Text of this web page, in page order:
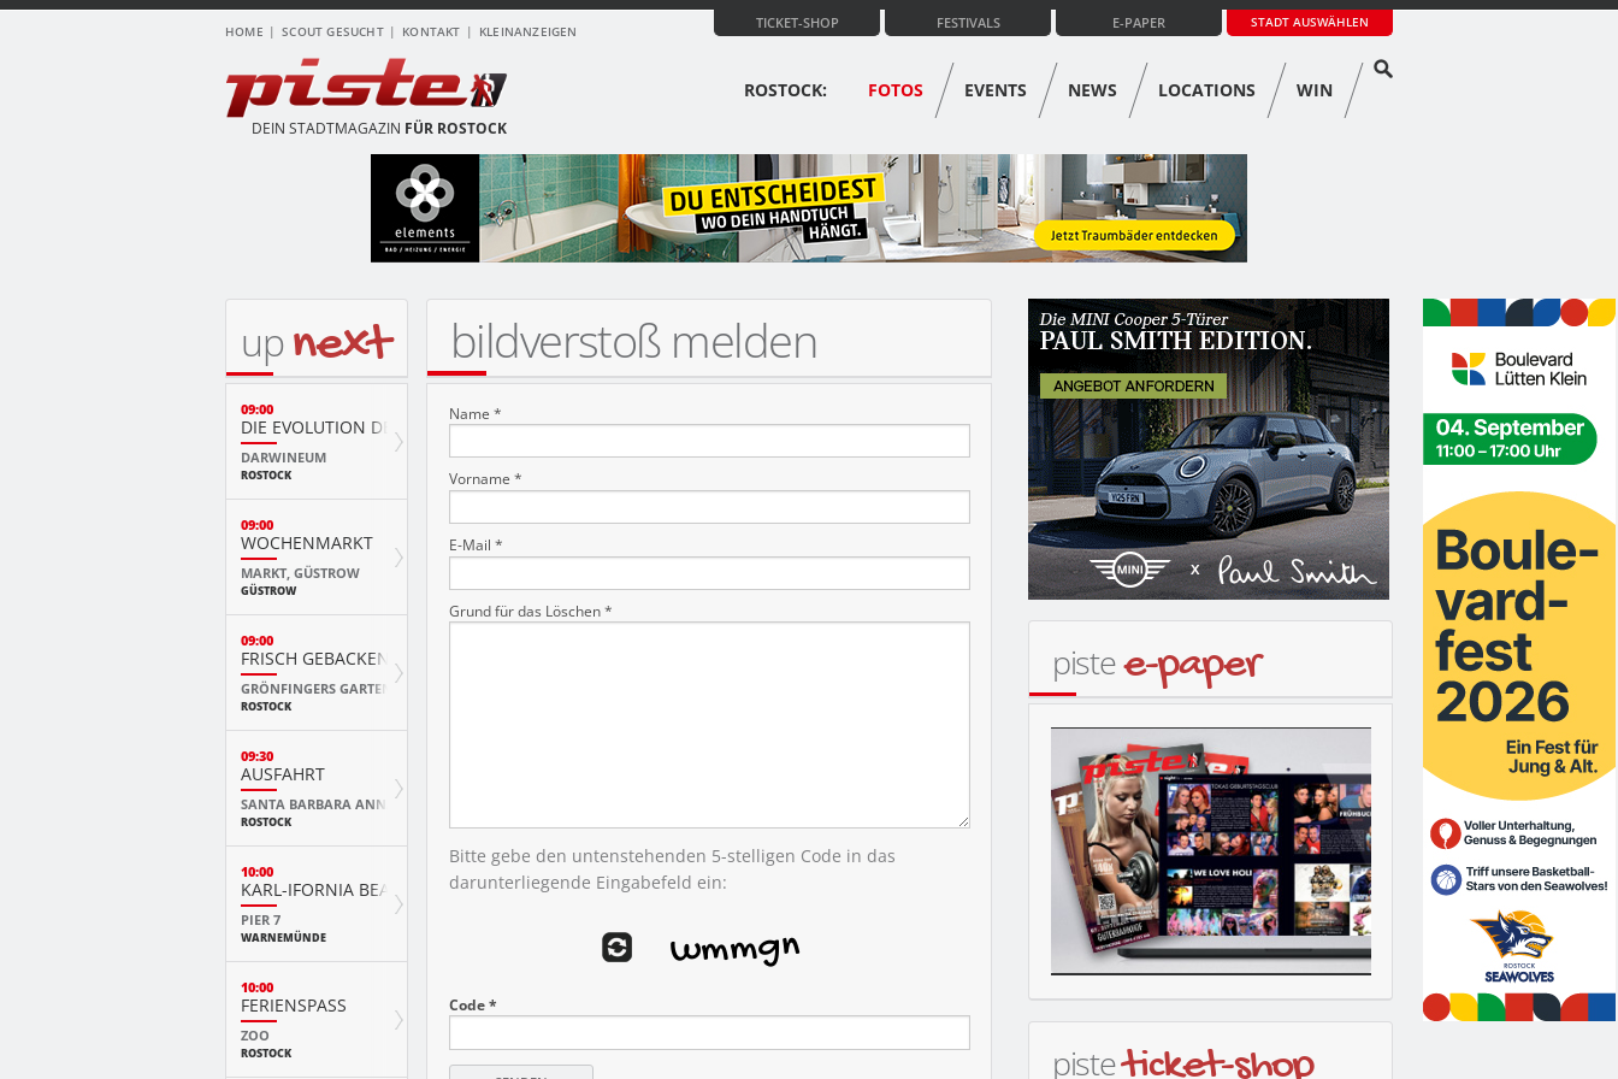
HOME SCOUT GESUCHT KONTAKT KLEINANZEIGEN
STADT AUSWÄHLEN
E-PAPER
FESTIVALS
TICKET-SHOP
DEIN STADTMAGAZIN FÜR ROSTOCK
ROSTOCK: FOTOS EVENTS NEWS LOCATIONS WIN
bildverstoß melden
Name *
Vorname *
E-Mail *
Grund für das Löschen *
Bitte gebe den untenstehenden 5-stelligen Code in das
darunterliegende Eingabefeld ein:
Code *
upnext
09:00
DIE EVOLUTION DER TIERE MIT PLAYMOBIL
DARWINEUM
ROSTOCK
09:00
WOCHENMARKT
MARKT, GÜSTROW
GÜSTROW
09:00
FRISCH GEBACKEN IM HISTORISCHEN HOLZBACKOFEN
GRÖNFINGERS GARTENFACHMARKT
ROSTOCK
09:30
AUSFAHRT
SANTA BARBARA ANNA
ROSTOCK
10:00
KARL-IFORNIA BEACH SANDWELTEN
PIER 7
WARNEMÜNDE
10:00
FERIENSPASS
ZOO
ROSTOCK
pistee-paper
pisteticket-shop